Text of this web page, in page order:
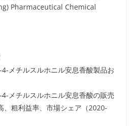
Pharmaceutical Chemical
メチルスルホニル安息香酸製品お
メチルスルホニル安息香酸の販売
、粗利益率、市場シェア（2020-